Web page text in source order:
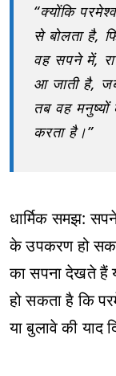
“क्योंकि
से बोलता है,
वह सपने में,
आ जाती है,
तब वह
करता है।”
धार्मिक समझ:
के उपकरण हो
का सपना देखते हैं
हो सकता है कि
या बुलावे की याद